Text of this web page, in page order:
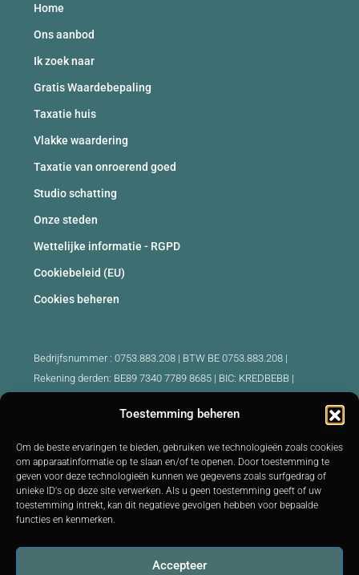
Toestemming beheren
Om de beste ervaringen te bieden, gebruiken we technologieën zoals cookies
om apparaatinformatie op te slaan en/of te openen. Door toestemming te
geven voor deze technologieën kunnen we gegevens zoals surfgedrag of
unieke ID's op deze site verwerken. Als u geen toestemming geeft of uw
toestemming intrekt, kan dit negatieve gevolgen hebben voor bepaalde
functies en kenmerken.
Accepteer
Home
Ons aanbod
Ik zoek naar
Gratis Waardebepaling
Taxatie huis
Vlakke waardering
Taxatie van onroerend goed
Studio schatting
Onze steden
Wettelijke informatie - RGPD
Cookiebeleid (EU)
Cookies beheren
Bedrijfsnummer : 0753.883.208 | BTW BE 0753.883.208 |
Rekening derden: BE89 7340 7789 8685 | BIC: KREDBEBB |
IPI 510.425 - IPI 509.754 - IPI 512.791 - IPI : 520.171
IPI 519.992 (stagiair)
Onderworpen aan
de deontologische code http://biv.be
Controleorgaan: IPI -